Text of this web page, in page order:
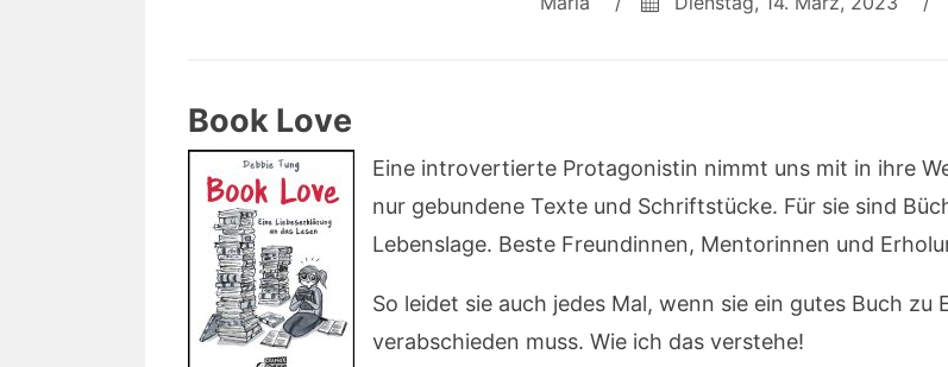
Book Love
Eine introvertierte Protagonistin nimmt uns mit in ihre
nur gebundene Texte und Schriftstücke. Für sie sind
Lebenslage. Beste Freundinnen, Mentorinnen und
So leidet sie auch jedes Mal, wenn sie ein gutes Buch
verabschieden muss. Wie ich das verstehe!